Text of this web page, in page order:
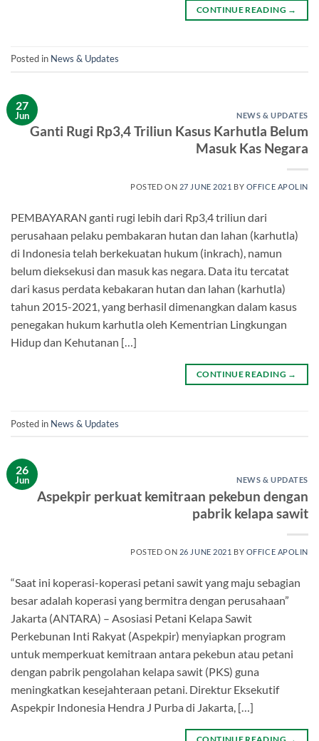
CONTINUE READING →
Posted in News & Updates
27
Jun NEWS & UPDATES
Ganti Rugi Rp3,4 Triliun Kasus Karhutla Belum
Masuk Kas Negara
POSTED ON 27 JUNE 2021 BY OFFICE APOLIN
PEMBAYARAN ganti rugi lebih dari Rp3,4 triliun dari
perusahaan pelaku pembakaran hutan dan lahan (karhutla)
di Indonesia telah berkekuatan hukum (inkrach), namun
belum dieksekusi dan masuk kas negara. Data itu tercatat
dari kasus perdata kebakaran hutan dan lahan (karhutla)
tahun 2015-2021, yang berhasil dimenangkan dalam kasus
penegakan hukum karhutla oleh Kementrian Lingkungan
Hidup dan Kehutanan […]
CONTINUE READING →
Posted in News & Updates
26
Jun NEWS & UPDATES
Aspekpir perkuat kemitraan pekebun dengan
pabrik kelapa sawit
POSTED ON 26 JUNE 2021 BY OFFICE APOLIN
“Saat ini koperasi-koperasi petani sawit yang maju sebagian
besar adalah koperasi yang bermitra dengan perusahaan”
Jakarta (ANTARA) – Asosiasi Petani Kelapa Sawit
Perkebunan Inti Rakyat (Aspekpir) menyiapkan program
untuk memperkuat kemitraan antara pekebun atau petani
dengan pabrik pengolahan kelapa sawit (PKS) guna
meningkatkan kesejahteraan petani. Direktur Eksekutif
Aspekpir Indonesia Hendra J Purba di Jakarta, […]